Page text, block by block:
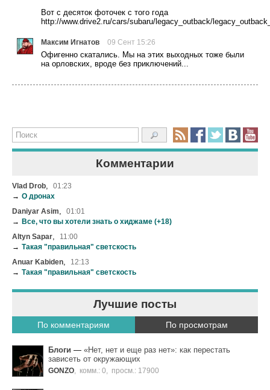
Комментарии
Vlad Drob, 01:23
→ О дронах
Daniyar Asim, 01:01
→
Все, что вы хотели знать о хиджаме (+18)
Altyn Sapar,
11:00
→ Такая "правильная" светскость
Anuar Kabiden,
12:13
→ Такая "правильная" светскость
Лучшие посты
По комментариям По просмотрам
Блоги — «Нет, нет и еще раз нет»: как перестать
зависеть от окружающих
GONZO комм.: 0 просм.: 17900
Вот с десяток фоточек с того года
http://www.drive2.ru/cars/subaru/legacy_outback/
Максим Игнатов 09 Сент 15:26
Офигенно скатались. Мы на этих выходных тоже были
на орловских, вроде без приключений...